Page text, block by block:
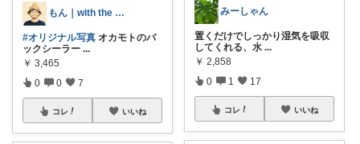
もん｜with the Soil.
#オリジナル写真 オカモトのバ
ックシーラー ...
￥ 3,465
0 0 7
コレ いいね
みーしゃん
置くだけでしっかり湿気を吸収
してくれる、水 ...
￥ 2,858
0 1 17
コレ いいね